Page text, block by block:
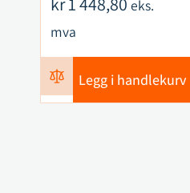
eks.
mva
Legg i handlekurv